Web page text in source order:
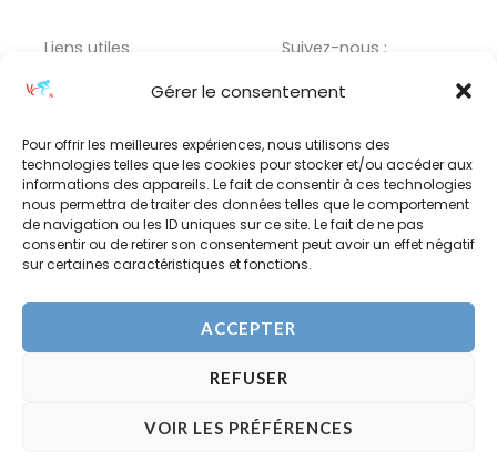
Gérer le consentement
Pour offrir les meilleures expériences, nous utilisons des
technologies telles que les cookies pour stocker et/ou accéder aux
informations des appareils. Le fait de consentir à ces technologies
nous permettra de traiter des données telles que le comportement
de navigation ou les ID uniques sur ce site. Le fait de ne pas
consentir ou de retirer son consentement peut avoir un effet négatif
sur certaines caractéristiques et fonctions.
ACCEPTER
REFUSER
VOIR LES PRÉFÉRENCES
Liens utiles
Menu
Suivez-nous :
F
c
e
b
o
o
k
e
d
i
s
t
a
g
r
m
Adresse :
17 RUE PAUL BERT,
ETIENNE-DU-ROUVRAY